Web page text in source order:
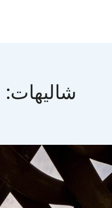
شاليهات: